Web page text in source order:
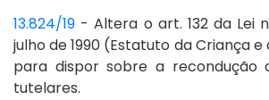
13.824/19 - Altera o art. 132 da Lei
julho de 1990 (Estatuto da Criança
para dispor sobre a recondução
tutelares.